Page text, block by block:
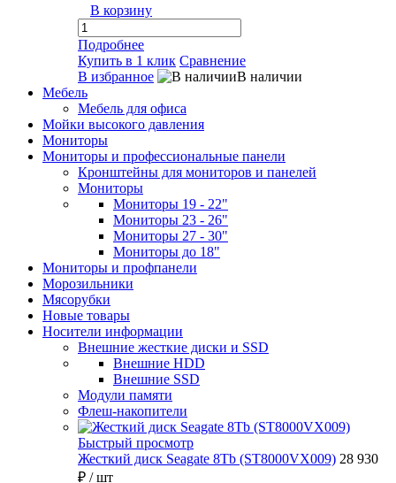
В корзину
Подробнее
Купить в 1 клик Сравнение
В избранное
В наличии
Мебель
Мебель для офиса
Мойки высокого давления
Мониторы
Мониторы и профессиональные панели
Кронштейны для мониторов и панелей
Мониторы
Мониторы 19 - 22"
Мониторы 23 - 26"
Мониторы 27 - 30"
Мониторы до 18"
Мониторы и профпанели
Морозильники
Мясорубки
Новые товары
Носители информации
Внешние жесткие диски и SSD
Внешние HDD
Внешние SSD
Модули памяти
Флеш-накопители
Быстрый просмотр
Жесткий диск Seagate 8Tb (ST8000VX009) 28 930
₽ / шт